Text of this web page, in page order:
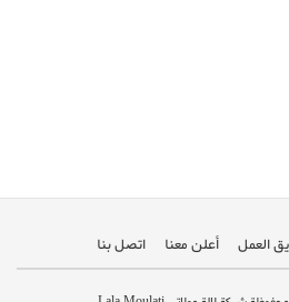
العمل أعلن معنا اتصل بنا